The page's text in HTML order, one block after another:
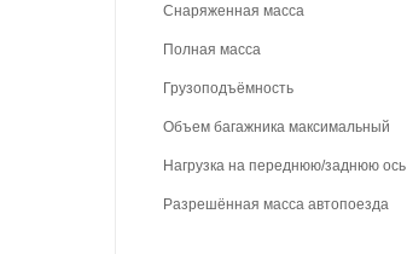
Снаряженная масса
Полная масса
Грузоподъёмность
Объем багажника максимальный
Нагрузка на переднюю/заднюю ось
Разрешённая масса автопоезда